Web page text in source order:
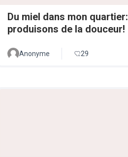
Du miel dans mon quartier:
produisons de la douceur!
Anonyme 29